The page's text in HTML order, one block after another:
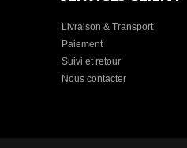
Livraison & Transport
Paiement
Suivi et retour
Nous contacter